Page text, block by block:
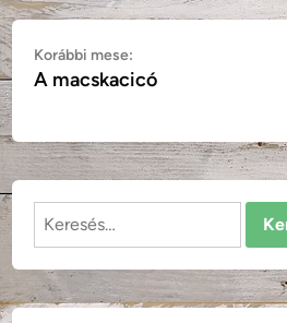
Bejegyzés
navigáció
Korábbi mese:
mese:
A macskacicó
Keresés: